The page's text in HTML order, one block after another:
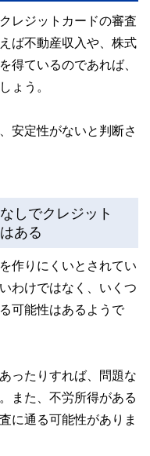
レジットカードの審査
ば不動産収入や、株式
得ているのであれば、
ょう。
安定性がないと判断さ
しでクレジット
ある
作りにくいとされてい
わけではなく、いくつ
可能性はあるようで
ったりすれば、問題な
また、不労所得がある
に通る可能性がありま